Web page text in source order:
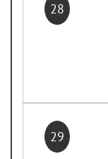
28
29